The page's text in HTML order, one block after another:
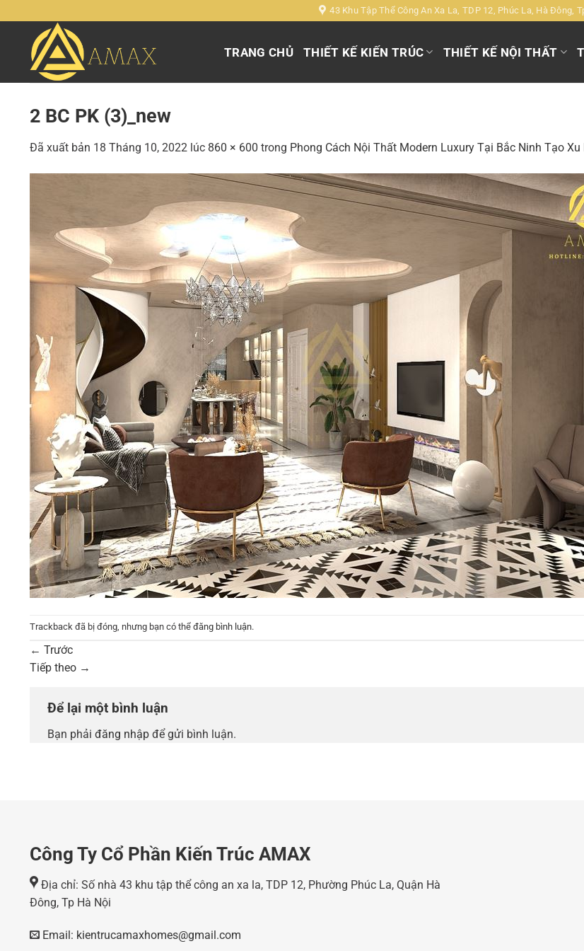
đến
43 Khu Tập Thể Công An Xa La, TDP 12, Phúc La, Hà Đông,
TRANG CHỦ THIẾT KẾ KIẾN TRÚC THIẾT KẾ NỘI THẤT
2 BC PK (3)_new
Đã xuất bản 18 Tháng 10, 2022 lúc 860 × 600 trong Phong Cách Nội Thất Modern Luxury Tại Bắc Ninh Tạo
Trackback đã bị đóng, nhưng bạn có thể đăng bình luận.
← Trước
Tiếp theo →
Để lại một bình luận
Bạn phải đăng nhập để gửi bình luận.
Công Ty Cổ Phần Kiến Trúc AMAX
Địa chỉ: Số nhà 43 khu tập thể công an xa la, TDP 12, Phường Phúc La, Quận Hà
Đông, Tp Hà Nội
Email: kientrucamaxhomes@gmail.com